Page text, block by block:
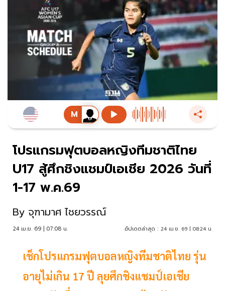
โปรแกรมฟุตบอลหญิงทีมชาติไทย
U17 สู้ศึกชิงแชมป์เอเชีย 2026 วันที่
1-17 พ.ค.69
By จุฑามาศ ไชยวรรณ์
24 เม.ย. 69 | 07:08 น. อัปเดตล่าสุด : 24 เม.ย. 69 | 08:24 น.
เช็กโปรแกรมฟุตบอลหญิงทีมชาติไทย รุ่น
อายุไม่เกิน 17 ปี ลุยศึกชิงแชมป์เอเชีย